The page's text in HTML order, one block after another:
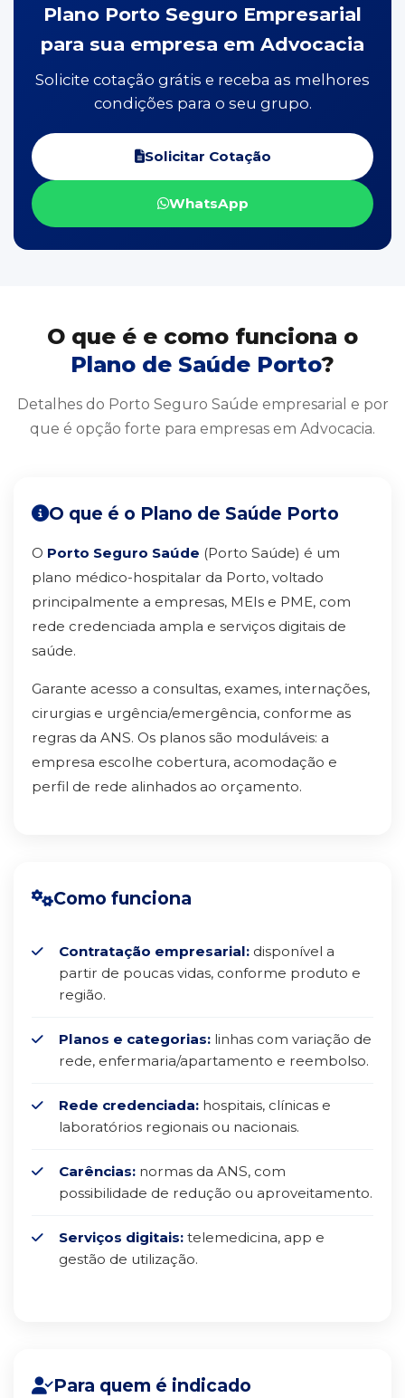
Plano Porto Seguro Empresarial
para sua empresa em Advocacia
Solicite cotação grátis e receba as melhores
condições para o seu grupo.
Solicitar Cotação
WhatsApp
O que é e como funciona o
Plano de Saúde Porto?
Detalhes do Porto Seguro Saúde empresarial e por
que é opção forte para empresas em Advocacia.
O que é o Plano de Saúde Porto
O Porto Seguro Saúde (Porto Saúde) é um
plano médico-hospitalar da Porto, voltado
principalmente a empresas, MEIs e PME, com
rede credenciada ampla e serviços digitais de
saúde.
Garante acesso a consultas, exames, internações,
cirurgias e urgência/emergência, conforme as
regras da ANS. Os planos são moduláveis: a
empresa escolhe cobertura, acomodação e
perfil de rede alinhados ao orçamento.
Como funciona
Contratação empresarial: disponível a
partir de poucas vidas, conforme produto e
região.
Planos e categorias: linhas com variação de
rede, enfermaria/apartamento e reembolso.
Rede credenciada: hospitais, clínicas e
laboratórios regionais ou nacionais.
Carências: normas da ANS, com
possibilidade de redução ou aproveitamento.
Serviços digitais: telemedicina, app e
gestão de utilização.
Para quem é indicado